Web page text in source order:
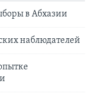
в Абхазии
наблюдателей